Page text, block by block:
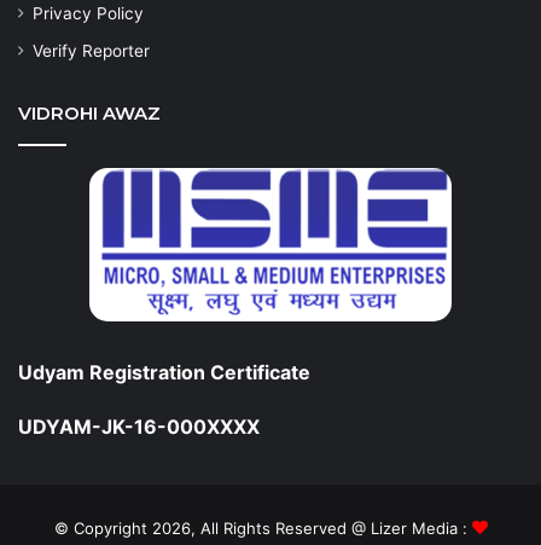
Privacy Policy
Verify Reporter
VIDROHI AWAZ
Udyam Registration Certificate
UDYAM-JK-16-000XXXX
© Copyright 2026, All Rights Reserved @ Lizer Media :